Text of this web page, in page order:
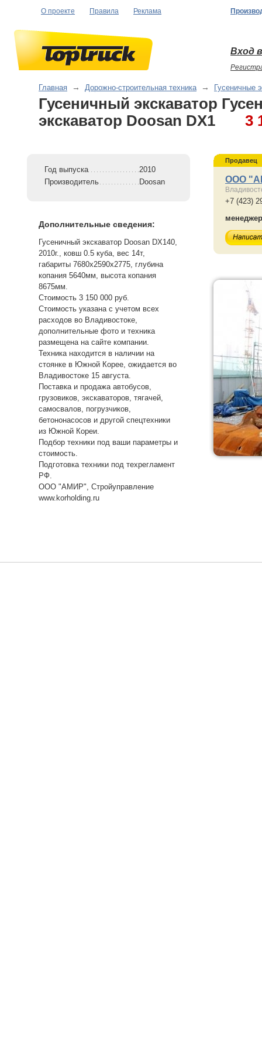
О проекте Правила Реклама
Вход
Главная → Дорожно-строительная техника → Гусеничные
Гусеничный экскаватор
экскаватор Doosan DX1
3
Год выпуска
2010
Производитель
Doosan
Дополнительные сведения:
Гусеничный экскаватор Doosan DX140,
2010г., ковш 0.5 куба, вес 14т,
габариты 7680х2590х2775, глубина
копания 5640мм, высота копания
8675мм.
Стоимость 3 150 000 руб.
Стоимость указана с учетом всех
расходов во Владивостоке,
дополнительные фото и техника
размещена на сайте компании.
Техника находится в наличии на
стоянке в Южной Корее, ожидается во
Владивостоке 15 августа.
Поставка и продажа автобусов,
грузовиков, экскаваторов, тягачей,
самосвалов, погрузчиков,
бетононасосов и другой спецтехники
из Южной Кореи.
Подбор техники под ваши параметры и
стоимость.
Подготовка техники под техрегламент
РФ.
ООО "АМИР", Стройуправление
www.korholding.ru
Продавец
ООО
+7 (423)
менеджер